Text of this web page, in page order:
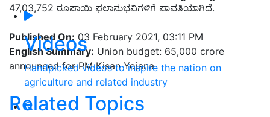
Videos
Handpicked videos to inspire the nation on
agriculture and related industry
47,03,752 ರೂಪಾಯಿ ಫಲಾನುಭವಿಗಳಿಗೆ ಪಾವತಿಯಾಗಿದೆ.
Published On: 03 February 2021, 03:11 PM
English Summary: Union budget: 65,000 crore
announced for PM Kisan Yojana
Related Topics